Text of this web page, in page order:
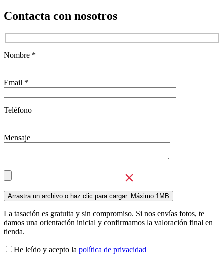
Contacta con nosotros
Nombre *
Email *
Teléfono
Mensaje
La tasación es gratuita y sin compromiso. Si nos envías fotos, te
damos una orientación inicial y confirmamos la valoración final en
tienda.
He leído y acepto la política de privacidad